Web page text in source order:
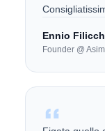
Ennio
Founder @